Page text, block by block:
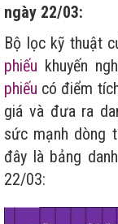
ngày 22/03:
Bộ lọc kỹ thuật
phiếu khuyến
phiếu có điểm
giá và đưa ra
sức mạnh dòng
đây là bảng
22/03: